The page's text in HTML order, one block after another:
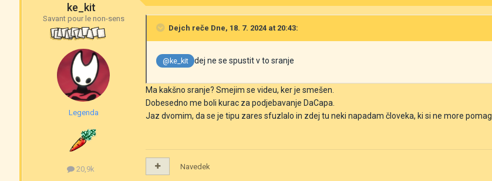
ke_kit
Savant pour le non-sens
Legenda
20,9k
Dejch reče Dne, 18. 7. 2024 at 20:43:
@ke_kit dej ne se spustit v to sranje
Ma kakšno sranje? Smejim se videu, ker je smešen.
Dobesedno me boli kurac za podjebavanje DaCapa.
Jaz dvomim, da se je tipu zares sfuzlalo in zdej tu neki napadam človeka, ki si ne more
Navedek